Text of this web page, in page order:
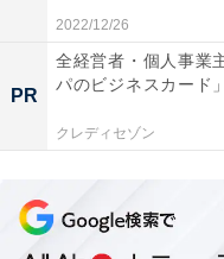
ました。2022年2月、
の規制が撤廃された
いません。おそらく
いマスクをつけたの
える印象的なシーンが
＞（次のページ）日本
2022/12/26
PR
全経営者・個人事業
パのビジネスカード」
クレディセゾン